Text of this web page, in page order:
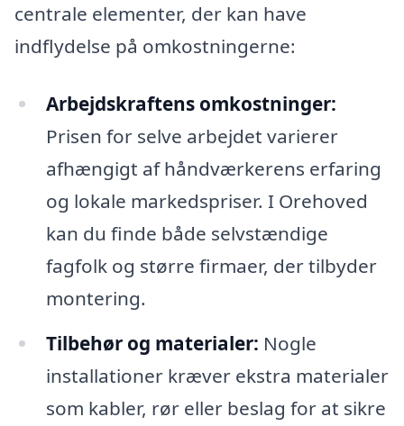
centrale elementer, der kan have
indflydelse på omkostningerne:
Arbejdskraftens omkostninger:
Prisen for selve arbejdet varierer
afhængigt af håndværkerens erfaring
og lokale markedspriser. I Orehoved
kan du finde både selvstændige
fagfolk og større firmaer, der tilbyder
montering.
Tilbehør og materialer: Nogle
installationer kræver ekstra materialer
som kabler, rør eller beslag for at sikre